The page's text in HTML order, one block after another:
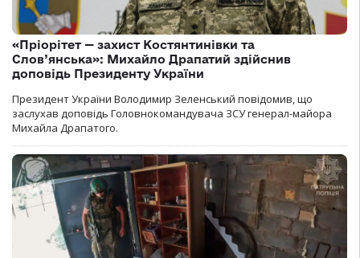
«Пріорітет — захист Костянтинівки та
Слов’янська»: Михайло Драпатий здійснив
доповідь Президенту України
Президент України Володимир Зеленський повідомив, що
заслухав доповідь Головнокомандувача ЗСУ генерал-майора
Михайла Драпатого.